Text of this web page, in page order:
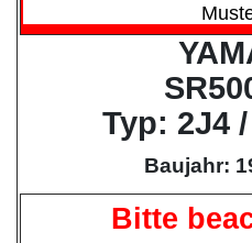
Typ: 2J4
Baujahr:
Bitte